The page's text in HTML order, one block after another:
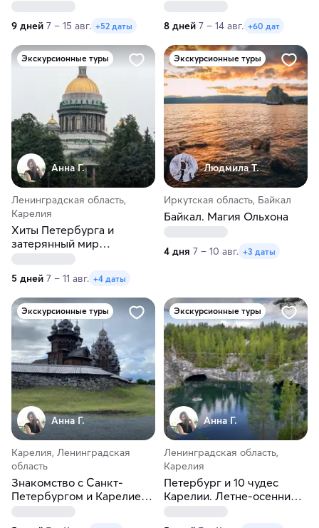
9 дней 7 – 15 авг. +52 даты 8 дней 7 – 14 авг. +60 дат
Экскурсионные туры
Анна Г.
Ленинградская область,
Карелия
Хиты Петербурга и
затерянный мир
5 дней 7 – 11 авг. +4 даты
Экскурсионные туры
Людмила Т.
Иркутская область, Байкал
Байкал. Магия Ольхона
4 дня 7 – 10 авг. +3 даты
Экскурсионные туры
Анна Г.
Карелия, Ленинградская
область
Знакомство с Санкт-
Петербургом и Карелией.
Экскурсионные туры
Анна Г.
Ленинградская область,
Карелия
Петербург и 10 чудес
Карелии. Летне-осенний